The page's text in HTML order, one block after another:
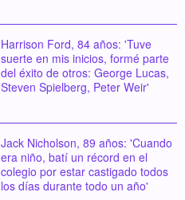
Harrison Ford, 84 años: 'Tuve
suerte en mis inicios, formé parte
del éxito de otros: George Lucas,
Steven Spielberg, Peter Weir'
Jack Nicholson, 89 años: 'Cuando
era niño, batí un récord en el
colegio por estar castigado todos
los días durante todo un año'